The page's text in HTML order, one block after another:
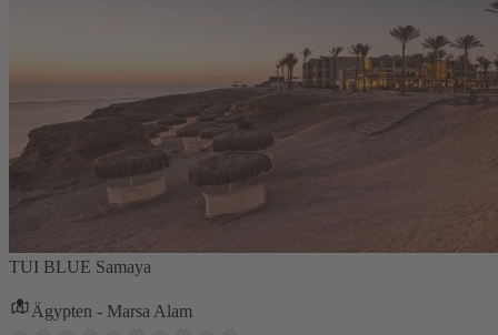
TUI BLUE Samaya
Ägypten - Marsa Alam